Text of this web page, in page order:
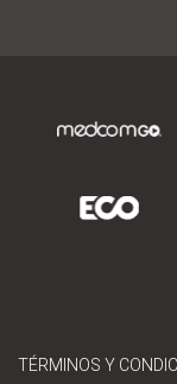
TÉRMINOS Y